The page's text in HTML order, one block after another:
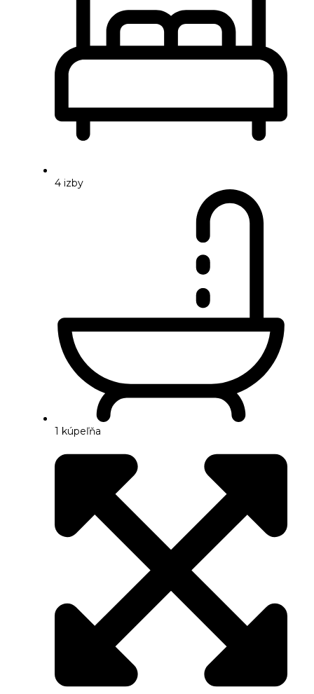
4 izby
1 kúpeľňa